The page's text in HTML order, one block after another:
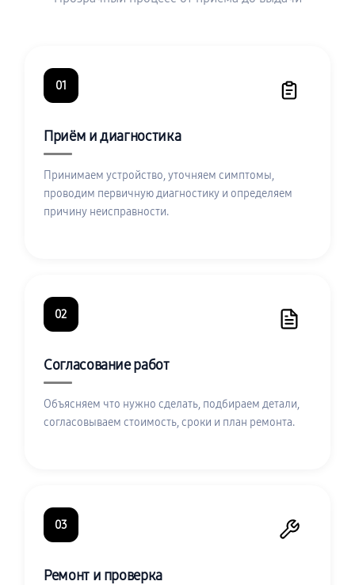
01
Приём и диагностика
Принимаем устройство, уточняем симптомы,
проводим первичную диагностику и определяем
причину неисправности.
02
Согласование работ
Объясняем что нужно сделать, подбираем детали,
согласовываем стоимость, сроки и план ремонта.
03
Ремонт и проверка